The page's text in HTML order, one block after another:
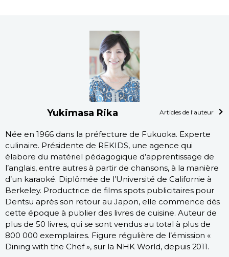
Yukimasa Rika Articles de l'auteur
Née en 1966 dans la préfecture de Fukuoka. Experte
culinaire. Présidente de REKIDS, une agence qui
élabore du matériel pédagogique d’apprentissage de
l’anglais, entre autres à partir de chansons, à la manière
d’un karaoké. Diplômée de l’Université de Californie à
Berkeley. Productrice de films spots publicitaires pour
Dentsu après son retour au Japon, elle commence dès
cette époque à publier des livres de cuisine. Auteur de
plus de 50 livres, qui se sont vendus au total à plus de
800 000 exemplaires. Figure régulière de l’émission «
Dining with the Chef », sur la NHK World, depuis 2011.